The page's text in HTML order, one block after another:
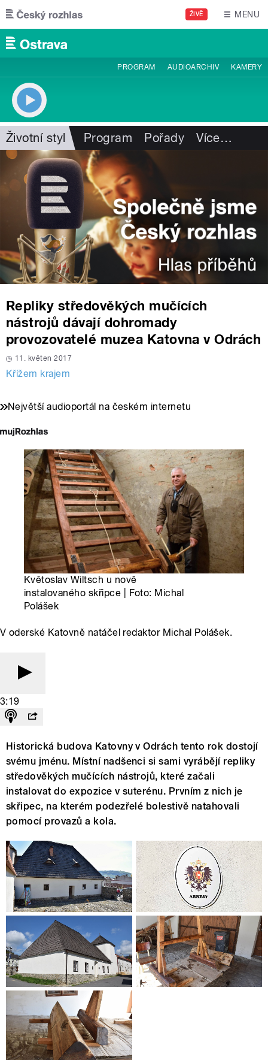
Přejít k hlavnímu obsahu
ŽIVĚ MENU
PROGRAM AUDIOARCHIV KAMERY
Životní styl Program Pořady Více…
Repliky středověkých mučících
nástrojů dávají dohromady
provozovatelé muzea Katovna v Odrách
11. květen 2017
Křížem krajem
Největší audioportál na českém internetu
Květoslav Wiltsch u nově
instalovaného skřipce | Foto: Michal
Polášek
V oderské Katovně natáčel redaktor Michal Polášek.
3:19
Historická budova Katovny v Odrách tento rok dostojí
svému jménu. Místní nadšenci si sami vyrábějí repliky
středověkých mučících nástrojů, které začali
instalovat do expozice v suterénu. Prvním z nich je
skřipec, na kterém podezřelé bolestivě natahovali
pomocí provazů a kola.